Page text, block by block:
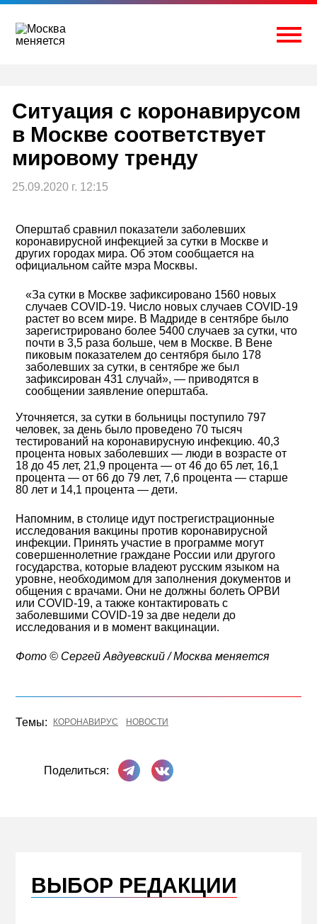
Перейти
содержимому
Ситуация с коронавирусом
в Москве соответствует
мировому тренду
25.09.2020 г. 12:15
Оперштаб сравнил показатели заболевших
коронавирусной инфекцией за сутки в Москве и
других городах мира. Об этом сообщается на
официальном сайте мэра Москвы.
«За сутки в Москве зафиксировано 1560 новых
случаев COVID-19. Число новых случаев COVID-19
растет во всем мире. В Мадриде в сентябре было
зарегистрировано более 5400 случаев за сутки, что
почти в 3,5 раза больше, чем в Москве. В Вене
пиковым показателем до сентября было 178
заболевших за сутки, в сентябре же был
зафиксирован 431 случай», — приводятся в
сообщении заявление оперштаба.
Уточняется, за сутки в больницы поступило 797
человек, за день было проведено 70 тысяч
тестирований на коронавирусную инфекцию. 40,3
процента новых заболевших — люди в возрасте от
18 до 45 лет, 21,9 процента — от 46 до 65 лет, 16,1
процента — от 66 до 79 лет, 7,6 процента — старше
80 лет и 14,1 процента — дети.
Напомним, в столице идут пострегистрационные
исследования вакцины против коронавирусной
инфекции. Принять участие в программе могут
совершеннолетние граждане России или другого
государства, которые владеют русским языком на
уровне, необходимом для заполнения документов и
общения с врачами. Они не должны болеть ОРВИ
или COVID-19, а также контактировать с
заболевшими COVID-19 за две недели до
исследования и в момент вакцинации.
Фото © Сергей Авдуевский / Москва меняется
Темы: КОРОНАВИРУС НОВОСТИ
Поделиться:
Поделиться в Телеграме
Поделиться ВКонтакте
ВЫБОР РЕДАКЦИИ